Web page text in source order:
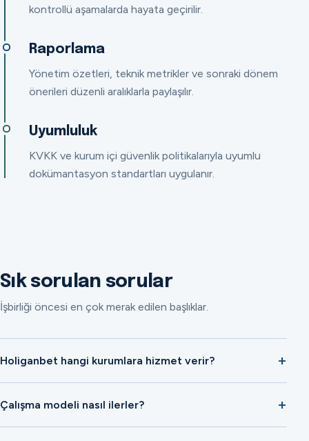
kontrollü aşamalarda hayata geçirilir.
Raporlama
Yönetim özetleri, teknik metrikler ve sonraki dönem
önerileri düzenli aralıklarla paylaşılır.
Uyumluluk
KVKK ve kurum içi güvenlik politikalarıyla uyumlu
dokümantasyon standartları uygulanır.
Sık sorulan sorular
İşbirliği öncesi en çok merak edilen başlıklar.
Holiganbet hangi kurumlara hizmet verir?
Çalışma modeli nasıl ilerler?